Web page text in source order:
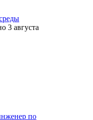
3 августа
по